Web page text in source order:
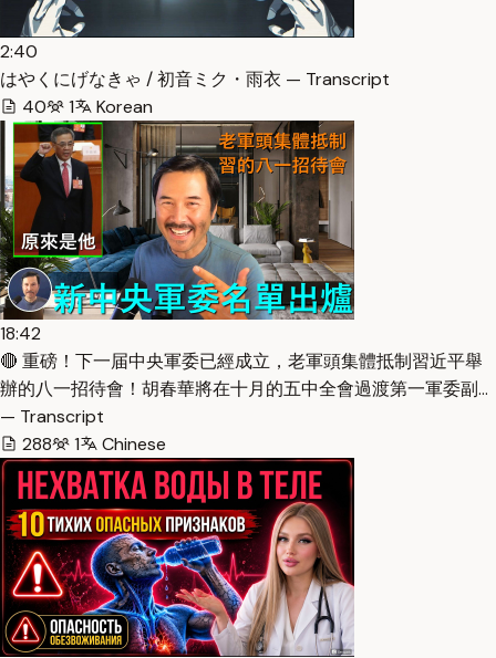
2:40
はやくにげなきゃ / 初音ミク・雨衣 — Transcript
40
1 Korean
18:42
🔴 重磅！下一届中央軍委已經成立，老軍頭集體抵制習近平舉
辦的八一招待會！胡春華將在十月的五中全會過渡第一軍委副…
— Transcript
288
1 Chinese